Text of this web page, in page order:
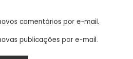
comentários por e-mail.
publicações por e-mail.